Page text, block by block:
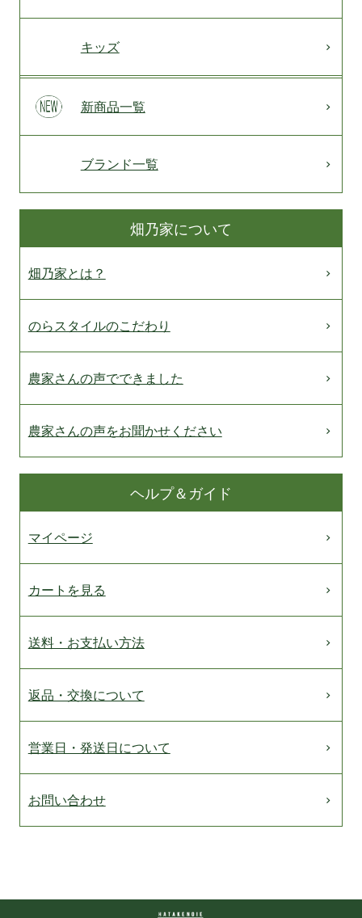
キッズ
新商品一覧
ブランド一覧
畑乃家について
畑乃家とは？
のらスタイルのこだわり
農家さんの声でできました
農家さんの声をお聞かせください
ヘルプ＆ガイド
マイページ
カートを見る
送料・お支払い方法
返品・交換について
営業日・発送日について
お問い合わせ